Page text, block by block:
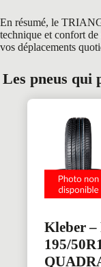
En résumé, le
technique et confort
vos déplacements
Les pneus qui
Kleber –
195/